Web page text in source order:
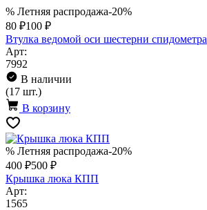
% Летняя распродажа-20%
80 ₽100 ₽
Втулка ведомой оси шестерни спидометра
Арт:
7992
В наличии
(17 шт.)
В корзину
% Летняя распродажа-20%
400 ₽500 ₽
Крышка люка КПП
Арт:
1565